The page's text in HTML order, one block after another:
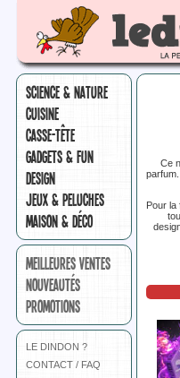
SCIENCE & NATURE
CUISINE
CASSE-TÊTE
GADGETS & FUN
DESIGN
JEUX & PELUCHES
MAISON & DÉCO
MEILLEURES VENTES
NOUVEAUTÉS
PROMOTIONS
LE DINDON ?
CONTACT / FAQ
Ce
Pour la